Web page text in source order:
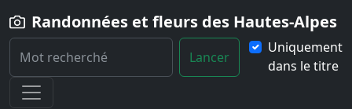
Randonnées et fleurs des Hautes-Alpes
Lancer
Uniquement
dans le titre
Home
Fleur Sambucus-ebulus